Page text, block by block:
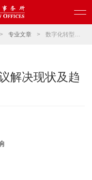
> 专业文章 > 数字化转型下的商事争议解决现状及趋势（上篇）
解决现状及趋